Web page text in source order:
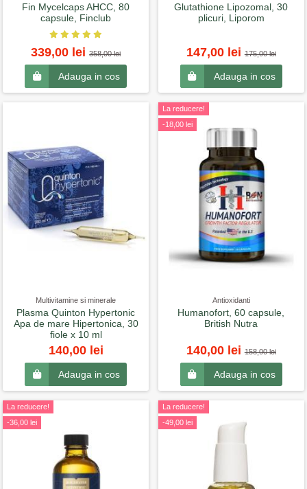
Fin Mycelcaps AHCC, 80
capsule, Finclub
339,00 lei358,00 lei
Adauga in cos
Glutathione Lipozomal, 30
plicuri, Liporom
147,00 lei175,00 lei
Adauga in cos
Multivitamine si minerale
Plasma Quinton Hypertonic
Apa de mare Hipertonica, 30
fiole x 10 ml
140,00 lei
Adauga in cos
La reducere!
-18,00 lei
Antioxidanti
Humanofort, 60 capsule,
British Nutra
140,00 lei158,00 lei
Adauga in cos
La reducere!
-36,00 lei
La reducere!
-49,00 lei